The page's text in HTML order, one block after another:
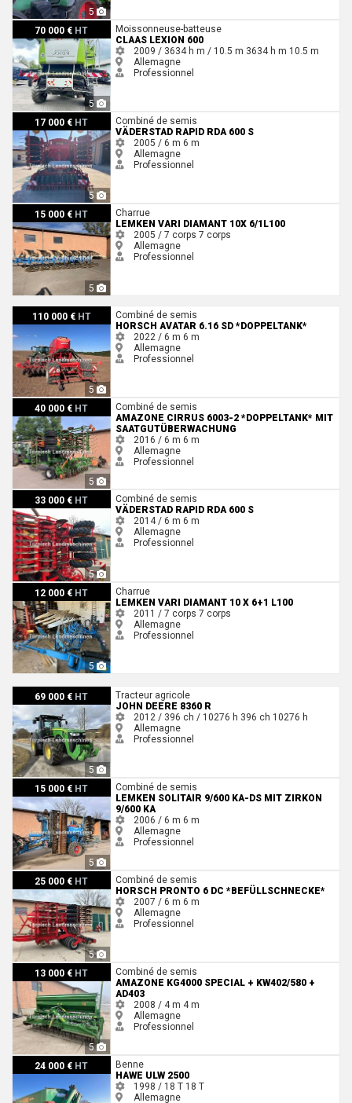
5
70 000 € HT
5
Claas LEXION 600
Moissonneuse-batteuse
CLAAS LEXION 600
2009 / 3634 h m / 10.5 m 3634 h m 10.5 m
Allemagne
Professionnel
17 000 € HT
5
Väderstad Rapid RDA 600 SCombiné de semis
VÄDERSTAD RAPID RDA 600 S
2005 / 6 m 6 m
Allemagne
Professionnel
15 000 € HT
5
Lemken Vari Diamant 10X 6/1L100
Charrue
LEMKEN VARI DIAMANT 10X 6/1L100
2005 / 7 corps 7 corps
Allemagne
Professionnel
110 000 € HT
5
Horsch Avatar 6.16 SD *Doppeltank*
Combiné de semis
HORSCH AVATAR 6.16 SD *DOPPELTANK*
2022 / 6 m 6 m
Allemagne
Professionnel
40 000 € HT
5
Amazone Cirrus 6003-2 *Doppeltank* mit Saatgutüberwachung
Combiné de semis
AMAZONE CIRRUS 6003-2 *DOPPELTANK* MIT
SAATGUTÜBERWACHUNG
2016 / 6 m 6 m
Allemagne
Professionnel
33 000 € HT
5
Väderstad Rapid RDA 600 SCombiné de semis
VÄDERSTAD RAPID RDA 600 S
2014 / 6 m 6 m
Allemagne
Professionnel
12 000 € HT
5
Lemken Vari Diamant 10 X 6+1 L100
Charrue
LEMKEN VARI DIAMANT 10 X 6+1 L100
2011 / 7 corps 7 corps
Allemagne
Professionnel
69 000 € HT
5
John Deere 8360 R
Tracteur agricole
JOHN DEERE 8360 R
2012 / 396 ch / 10276 h 396 ch 10276 h
Allemagne
Professionnel
15 000 € HT
5
Lemken Solitair 9/600 KA-DS mit Zirkon 9/600 KA
Combiné de semis
LEMKEN SOLITAIR 9/600 KA-DS MIT ZIRKON
9/600 KA
2006 / 6 m 6 m
Allemagne
Professionnel
25 000 € HT
5
Horsch Pronto 6 DC *Befüllschnecke*
Combiné de semis
HORSCH PRONTO 6 DC *BEFÜLLSCHNECKE*
2007 / 6 m 6 m
Allemagne
Professionnel
13 000 € HT
5
Amazone KG4000 Special + KW402/580 + AD403
Combiné de semis
AMAZONE KG4000 SPECIAL + KW402/580 +
AD403
2008 / 4 m 4 m
Allemagne
Professionnel
24 000 € HT
Hawe ULW 2500
Benne
HAWE ULW 2500
1998 / 18 T 18 T
Allemagne